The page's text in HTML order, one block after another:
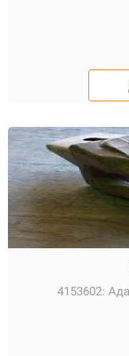
4153602: